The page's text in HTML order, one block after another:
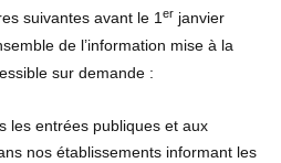
suivantes avant le 1 er janvier
de l’information mise à la
sur demande :
les entrées publiques et aux
nos établissements informant les